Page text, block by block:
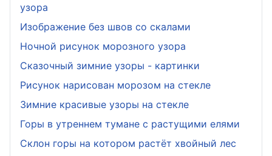
узора
Изображение без швов со скалами
Ночной рисунок морозного узора
Сказочный зимние узоры - картинки
Рисунок нарисован морозом на стекле
Зимние красивые узоры на стекле
Горы в утреннем тумане с растущими елями
Склон горы на котором растёт хвойный лес